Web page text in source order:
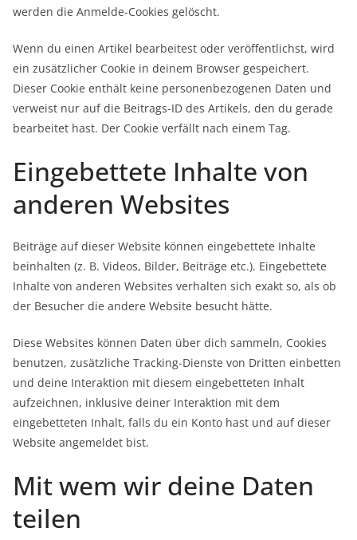
werden die Anmelde-Cookies gelöscht.
Wenn du einen Artikel bearbeitest oder veröffentlichst, wird
ein zusätzlicher Cookie in deinem Browser gespeichert.
Dieser Cookie enthält keine personenbezogenen Daten und
verweist nur auf die Beitrags-ID des Artikels, den du gerade
bearbeitet hast. Der Cookie verfällt nach einem Tag.
Eingebettete Inhalte von
anderen Websites
Beiträge auf dieser Website können eingebettete Inhalte
beinhalten (z. B. Videos, Bilder, Beiträge etc.). Eingebettete
Inhalte von anderen Websites verhalten sich exakt so, als ob
der Besucher die andere Website besucht hätte.
Diese Websites können Daten über dich sammeln, Cookies
benutzen, zusätzliche Tracking-Dienste von Dritten einbetten
und deine Interaktion mit diesem eingebetteten Inhalt
aufzeichnen, inklusive deiner Interaktion mit dem
eingebetteten Inhalt, falls du ein Konto hast und auf dieser
Website angemeldet bist.
Mit wem wir deine Daten
teilen